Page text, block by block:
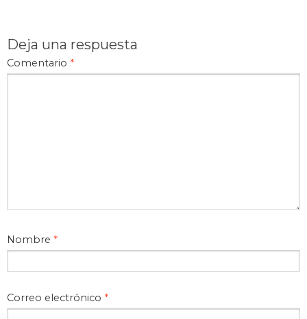
Deja una respuesta
Comentario *
Nombre *
Correo electrónico *